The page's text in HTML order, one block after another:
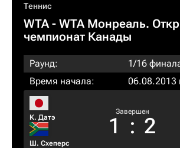
Теннис
WTA- WTA Монреаль.
чемпионат Канады
Раунд:
1/16
Время начала:
06.08.2013
К. Датэ
Ш. Схеперс
Завершен
1 : 2